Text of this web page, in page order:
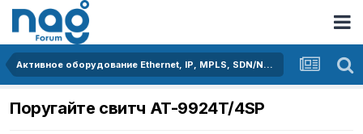
Активное оборудование Ethernet, IP, MPLS, SDN/NFV...
Поругайте свитч AT-9924T/4SP